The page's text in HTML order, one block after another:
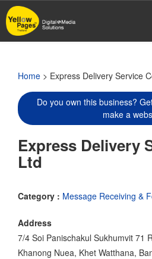
Skip
to
main
Home > Express Delivery Service
Do you own this business?
make a
Express Delivery
Ltd
Category : Message Receiving &
Address
7/4 Soi Panischakul Sukhumvit 71
Khanong Nuea, Khet Watthana,